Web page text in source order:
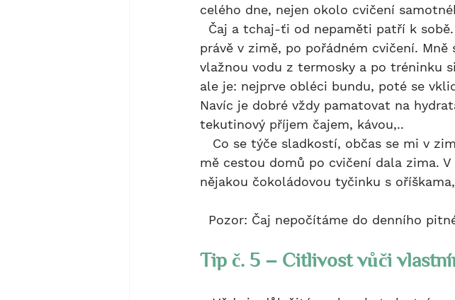
celého dne, nejen okolo cvičení
právě v zimě, po pořádném cvičení.
vlažnou vodu z termosky a po tréninku
ale je: nejprve obléci bundu, poté se
Navíc je dobré vždy pamatovat na
tekutinový příjem čajem, kávou,..
mě cestou domů po cvičení dala zima.
nějakou čokoládovou tyčinku s
Pozor: Čaj nepočítáme do denního
Tip č. 5 – Citlivost vůči